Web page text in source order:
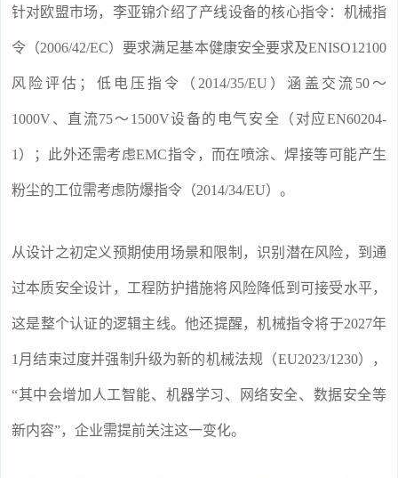
针对欧盟市场，李亚锦介绍了产线设备的核心指令：机械指
令（2006/42/EC）要求满足基本健康安全要求及ENISO12100
风险评估；低电压指令（2014/35/EU）涵盖交流50～
1000V、直流75～1500V设备的电气安全（对应EN60204-
1）；此外还需考虑EMC指令，而在喷涂、焊接等可能产生
粉尘的工位需考虑防爆指令（2014/34/EU）。
从设计之初定义预期使用场景和限制，识别潜在风险，到通
过本质安全设计，工程防护措施将风险降低到可接受水平，
这是整个认证的逻辑主线。他还提醒，机械指令将于2027年
1月结束过度并强制升级为新的机械法规（EU2023/1230），
“其中会增加人工智能、机器学习、网络安全、数据安全等
新内容”，企业需提前关注这一变化。